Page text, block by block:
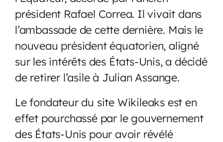
président Rafael Correa. Il vivait dans
l’ambassade de cette dernière. Mais le
nouveau président équatorien, aligné
sur les intérêts des États-Unis, a décidé
de retirer l’asile à Julian Assange.
Le fondateur du site Wikileaks est en
effet pourchassé par le gouvernement
des États-Unis pour avoir révélé